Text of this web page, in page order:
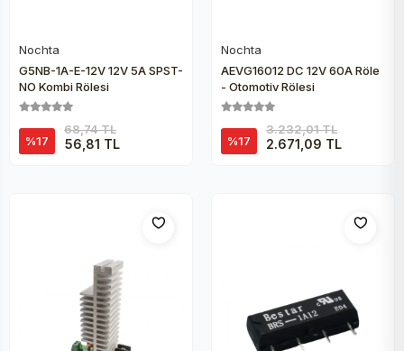
Nochta
G5NB-1A-E-12V 12V 5A SPST-
NO Kombi Rölesi
%17
68,74 TL
56,81 TL
Nochta
AEVG16012 DC 12V 60A Röle
- Otomotiv Rölesi
%17
3.232,01 TL
2.671,09 TL